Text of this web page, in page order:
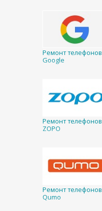
Ремонт телефонов
Google
Ремонт телефонов
ZOPO
Ремонт телефонов
Qumo